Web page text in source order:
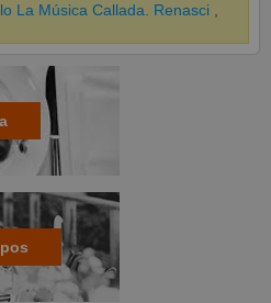
La Música Callada. Renasci